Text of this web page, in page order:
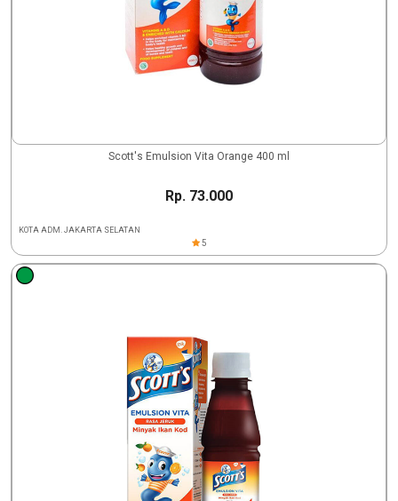
Scott's Emulsion Vita Orange 400 ml
Rp. 73.000
KOTA ADM. JAKARTA SELATAN
5